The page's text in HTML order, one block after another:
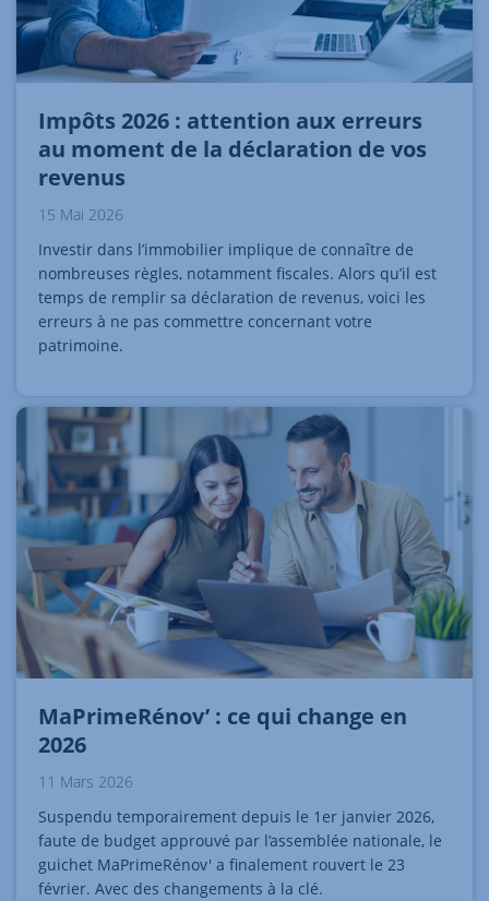
Impôts 2026 : attention aux erreurs
au moment de la déclaration de vos
revenus
15 Mai 2026
Investir dans l’immobilier implique de connaître de
nombreuses règles, notamment fiscales. Alors qu’il est
temps de remplir sa déclaration de revenus, voici les
erreurs à ne pas commettre concernant votre
patrimoine.
MaPrimeRénov’ : ce qui change en
2026
11 Mars 2026
Suspendu temporairement depuis le 1er janvier 2026,
faute de budget approuvé par l’assemblée nationale, le
guichet MaPrimeRénov' a finalement rouvert le 23
février. Avec des changements à la clé.